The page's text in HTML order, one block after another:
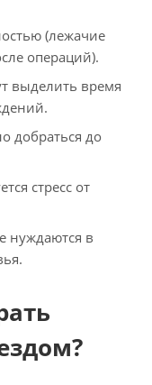
(лежачие
операций).
выделить время
добраться до
стресс от
нуждаются в